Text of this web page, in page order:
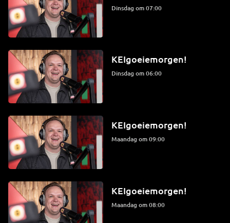
dinsdag om 07:00
KEIgoeiemorgen!
dinsdag om 06:00
KEIgoeiemorgen!
maandag om 09:00
KEIgoeiemorgen!
maandag om 08:00